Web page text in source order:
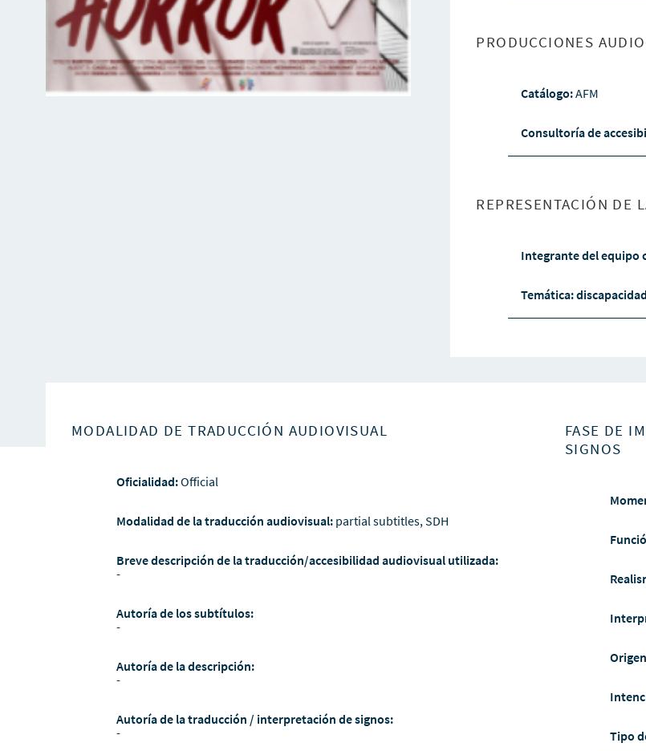
PRODUCCIONES
Catálogo:AFM
Consultoría de
REPRESENTACIÓN DE
Integrante del equipo
Temática:
MODALIDAD DE TRADUCCIÓN AUDIOVISUAL
Oficialidad:Official
Modalidad de la traducción audiovisual: partial subtitles, SDH
Breve descripción de la traducción/accesibilidad audiovisual utilizada:
-
Autoría de los subtítulos:
-
Autoría de la descripción:
-
Autoría de la traducción / interpretación de signos:
-
FASE DE
SIGNOS
Tipo